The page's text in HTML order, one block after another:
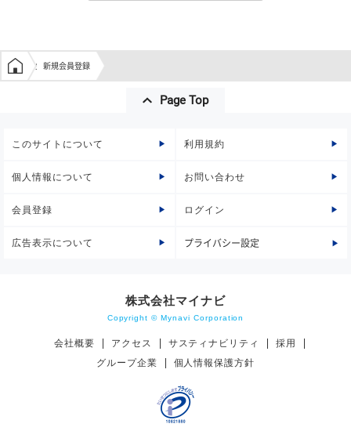
学生の窓口トップ
新規会員登録
Page Top
このサイトについて 利用規約
個人情報について お問い合わせ
会員登録 ログイン
広告表示について プライバシー設定
株式会社マイナビ
Copyright © Mynavi Corporation
会社概要 アクセス サスティナビリティ
採用
グループ企業
個人情報保護方針